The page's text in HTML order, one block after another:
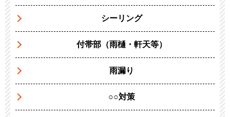
シーリング
付帯部（雨樋・軒天等）
雨漏り
○○対策